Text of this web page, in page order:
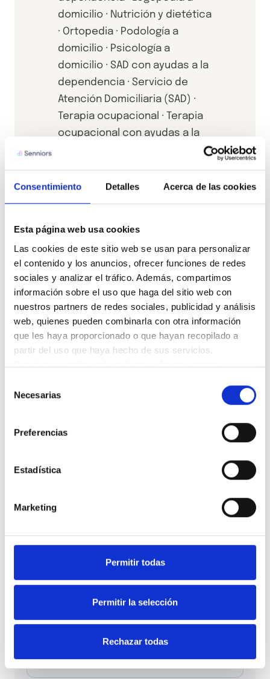
Consentimiento Detalles Acerca de las cookies
Esta página web usa cookies
Las cookies de este sitio web se usan para personalizar
el contenido y los anuncios, ofrecer funciones de redes
sociales y analizar el tráfico. Además, compartimos
información sobre el uso que haga del sitio web con
nuestros partners de redes sociales, publicidad y análisis
web, quienes pueden combinarla con otra información
que les haya proporcionado o que hayan recopilado a
partir del uso que haya hecho de sus servicios.
Puedes consultar más información en nuestra
Necesarias
Preferencias
Estadística
Marketing
Permitir todas
Permitir la selección
Rechazar todas
domicilio · Nutrición y dietética
· Ortopedia · Podología a
domicilio · Psicología a
domicilio · SAD con ayudas a la
dependencia · Servicio de
Atención Domiciliaria (SAD) ·
Terapia ocupacional · Terapia
ocupacional con ayudas a la
CONTACTO
Resuelve tus dudas con
nuestro equipo
ayudará a resolver todas tus dudas para que puedas